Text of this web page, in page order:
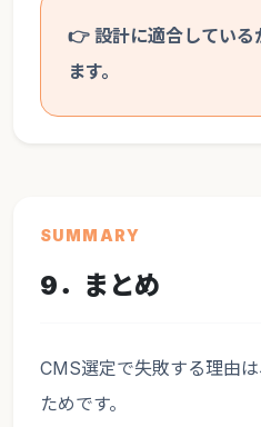
👉 設計に適合している
ます。
SUMMARY
9．まとめ
CMS選定で失敗する理由
ためです。